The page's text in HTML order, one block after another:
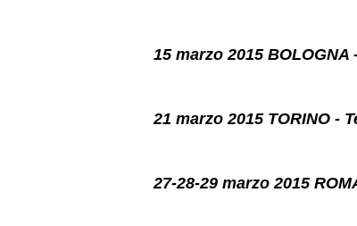
15 marzo 2015 BOLOGNA
21 marzo 2015 TORINO -
27-28-29 marzo 2015